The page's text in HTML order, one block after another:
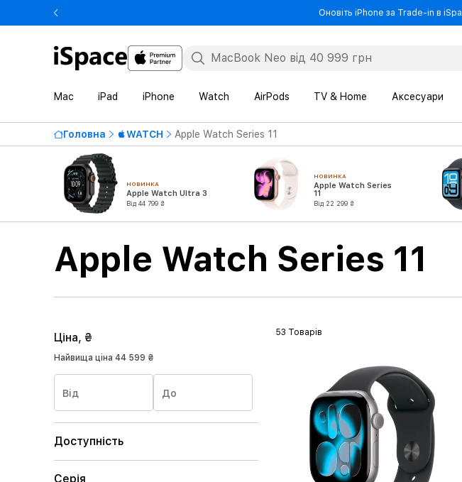
Оновіть iPhone за Trade-in в
Mac iPad iPhone Watch AirPods TV & Home Аксесуари
Головна WATCH Apple Watch Series 11
НОВИНКА
Apple Watch Ultra 3
Від 44 799 ₴
НОВИНКА
Apple Watch Series
11
Від 22 299 ₴
Apple Watch Series 11
Ціна, ₴
Найвища ціна 44 599 ₴
Від До
Доступність
Серія
53 Товарів